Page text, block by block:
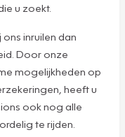
u zoekt.
inruilen dan
Door onze
mogelijkheden op
heeft u
ook nog alle
te rijden.